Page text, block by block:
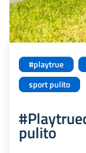
#playtrue
sport pulito
pulito